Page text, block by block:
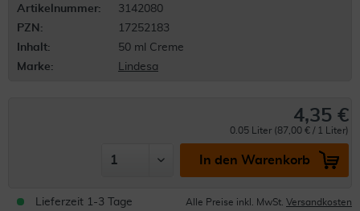
Artikelnummer:
3142080
PZN:
17252183
Inhalt:
50 ml Creme
Marke:
Lindesa
4,35 €
0.05 Liter (87,00 € / 1 Liter)
In den Warenkorb
Lieferzeit 1-3 Tage Alle Preise inkl. MwSt. Versandkosten